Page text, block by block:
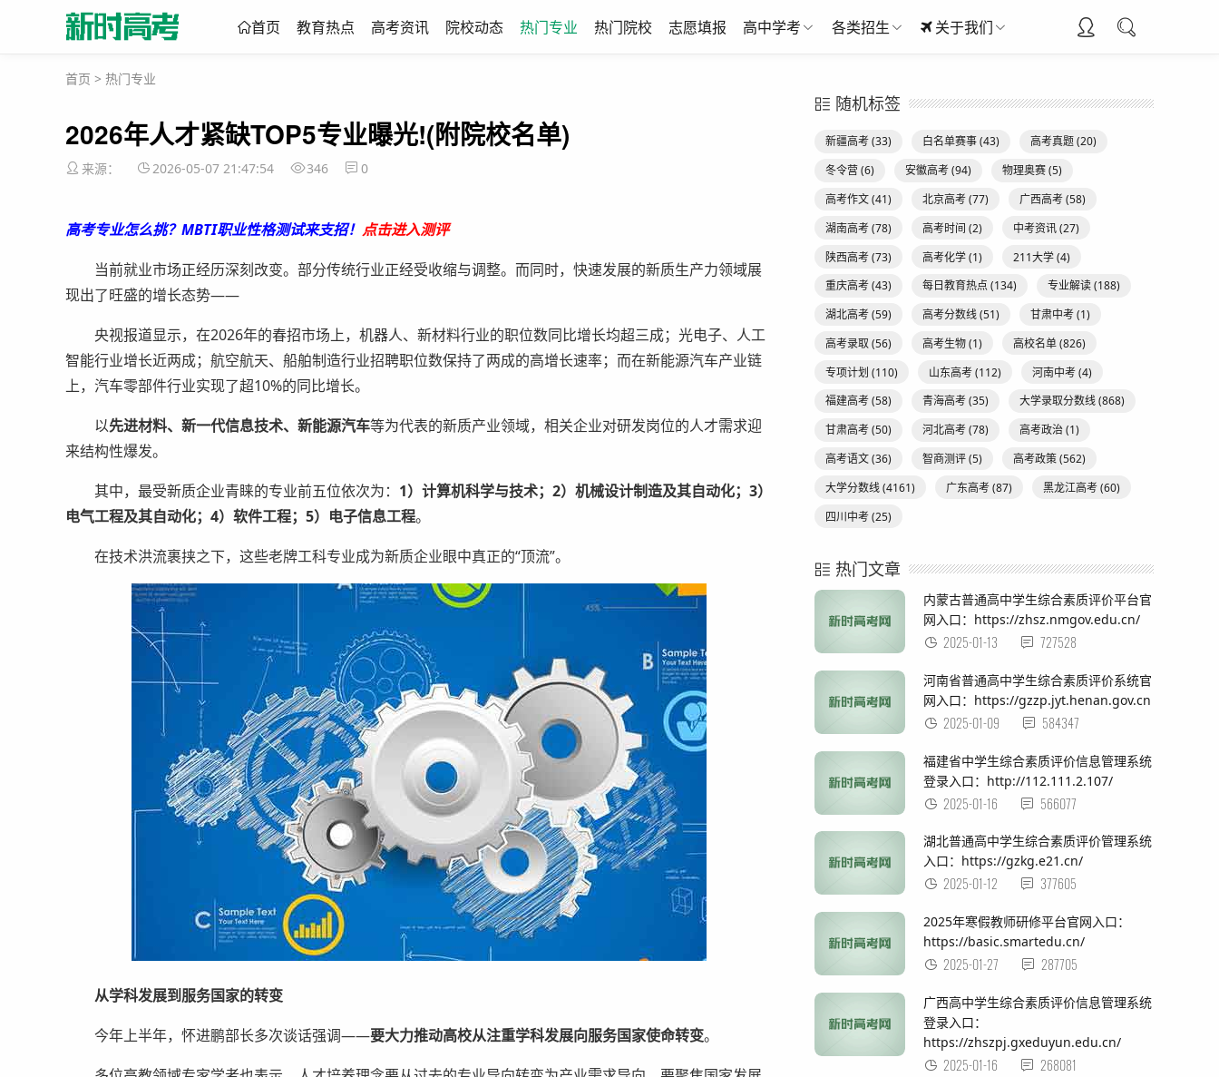
首页 教育热点 高考资讯 院校动态 热门专业 热门院校 志愿填报 高中学考 各类招生 关于我们
首页 > 热门专业
2026年人才紧缺TOP5专业曝光!(附院校名单)
来源： 2026-05-07 21:47:54 346 0
高考专业怎么挑？MBTI职业性格测试来支招！ 点击进入测评
当前就业市场正经历深刻改变。部分传统行业正经受收缩与调整。而同时，快速发展的新质生产力领域展
现出了旺盛的增长态势——
央视报道显示，在2026年的春招市场上，机器人、新材料行业的职位数同比增长均超三成；光电子、人工
智能行业增长近两成；航空航天、船舶制造行业招聘职位数保持了两成的高增长速率；而在新能源汽车产业链
上，汽车零部件行业实现了超10%的同比增长。
以先进材料、新一代信息技术、新能源汽车等为代表的新质产业领域，相关企业对研发岗位的人才需求迎
来结构性爆发。
其中，最受新质企业青睐的专业前五位依次为： 1）计算机科学与技术；2）机械设计制造及其自动化；3）
电气工程及其自动化；4）软件工程；5）电子信息工程。
在技术洪流裹挟之下，这些老牌工科专业成为新质企业眼中真正的“顶流”。
从学科发展到服务国家的转变
今年上半年，怀进鹏部长多次谈话强调——要大力推动高校从注重学科发展向服务国家使命转变。
随机标签
新疆高考(33) 白名单赛事(43) 高考真题(20)
冬令营(6) 安徽高考(94) 物理奥赛(5)
高考作文(41) 北京高考(77) 广西高考(58)
湖南高考(78) 高考时间 (2) 中考资讯(27)
陕西高考(73) 高考化学(1) 211大学(4)
重庆高考(43) 每日教育热点 (134) 专业解读(188)
湖北高考(59) 高考分数线(51) 甘肃中考(1)
高考录取(56) 高考生物(1) 高校名单(826)
专项计划 (110) 山东高考(112) 河南中考(4)
福建高考(58) 青海高考(35) 大学录取分数线(868)
甘肃高考(50) 河北高考(78) 高考政治(1)
高考语文(36) 智商测评(5) 高考政策(562)
大学分数线(4161) 广东高考(87) 黑龙江高考(60)
四川中考(25)
热门文章
内蒙古普通高中学生综合素质评价平台官
网入口：https://zhsz.nmgov.edu.cn/
2025-01-13 727528
河南省普通高中学生综合素质评价系统官
网入口：https://gzzp.jyt.henan.gov.cn
2025-01-09 584347
福建省中学生综合素质评价信息管理系统
登录入口：http://112.111.2.107/
2025-01-16 566077
湖北普通高中学生综合素质评价管理系统
入口：https://gzkg.e21.cn/
2025-01-12 377605
2025年寒假教师研修平台官网入口：
https://basic.smartedu.cn/
2025-01-27 287705
广西高中学生综合素质评价信息管理系统
登录入口：
https://zhszpj.gxeduyun.edu.cn/
2025-01-16 268081